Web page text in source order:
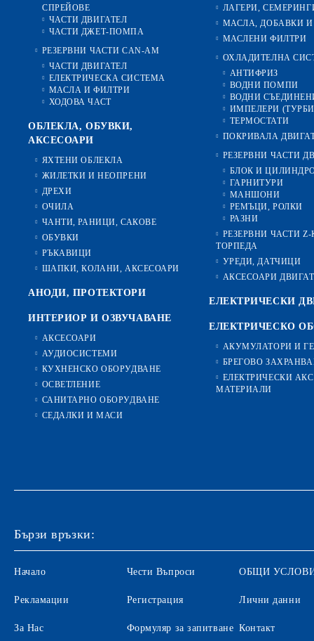
СПРЕЙОВЕ
ЧАСТИ ДВИГАТЕЛ
ЧАСТИ ДЖЕТ-ПОМПА
РЕЗЕРВНИ ЧАСТИ CAN-AM
ЧАСТИ ДВИГАТЕЛ
ЕЛЕКТРИЧЕСКА СИСТЕМА
МАСЛА И ФИЛТРИ
ХОДОВА ЧАСТ
ОБЛЕКЛА, ОБУВКИ,
АКСЕСОАРИ
ЯХТЕНИ ОБЛЕКЛА
ЖИЛЕТКИ И НЕОПРЕНИ
ДРЕХИ
ОЧИЛА
ЧАНТИ, РАНИЦИ, САКОВЕ
ОБУВКИ
РЪКАВИЦИ
ШАПКИ, КОЛАНИ, АКСЕСОАРИ
АНОДИ, ПРОТЕКТОРИ
ИНТЕРИОР И ОЗВУЧАВАНЕ
АКСЕСОАРИ
АУДИОСИСТЕМИ
КУХНЕНСКО ОБОРУДВАНЕ
ОСВЕТЛЕНИЕ
САНИТАРНО ОБОРУДВАНЕ
СЕДАЛКИ И МАСИ
ЛАГЕРИ,
МАСЛА, ДОБАВКИ И
МАСЛЕНИ ФИЛТРИ
ОХЛАДИТЕЛНА
АНТИФРИЗ
ВОДНИ ПОМПИ
ВОДНИ
ИМПЕЛЕРИ
ТЕРМОСТАТИ
ПОКРИВАЛА
РЕЗЕРВНИ ЧАСТИ
БЛОК И
ГАРНИТУРИ
МАНШОНИ
РЕМЪЦИ, РОЛКИ
РАЗНИ
РЕЗЕРВНИ ЧАСТИ
ТОРПЕДА
УРЕДИ, ДАТЧИЦИ
АКСЕСОАРИ
ЕЛЕКТРИЧЕСКИ
ЕЛЕКТРИЧЕСКО
АКУМУЛАТОРИ И
БРЕГОВО
ЕЛЕКТРИЧЕСКИ
МАТЕРИАЛИ
Бързи връзки:
Начало
Рекламации
За Нас
Чести Въпроси
Регистрация
Формуляр за запитване
ОБЩИ
Лични данни
Контакт